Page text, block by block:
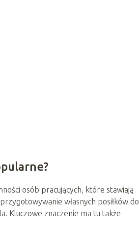
osób pracujących, które stawiają
własnych posiłków do
Kluczowe znaczenie ma tu także